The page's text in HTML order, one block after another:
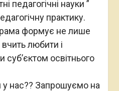
педагогічні науки ”
практику.
формує не лише
любити і
освітнього
у нас?? Запрошуємо на